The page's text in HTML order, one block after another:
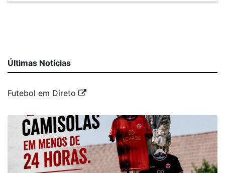
Últimas Notícias
Futebol em Direto